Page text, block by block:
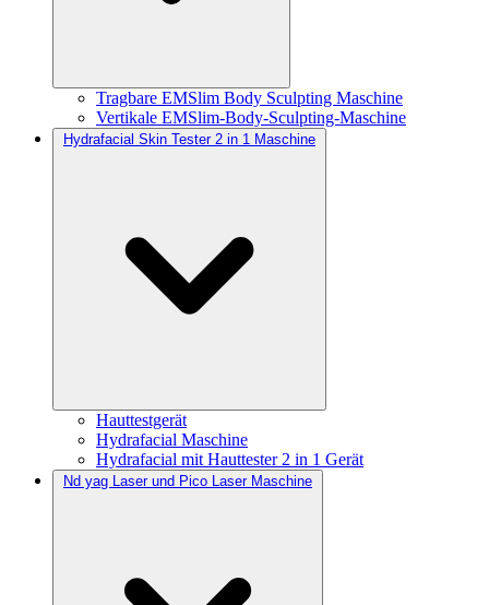
Tragbare EMSlim Body Sculpting Maschine
Vertikale EMSlim-Body-Sculpting-Maschine
Hydrafacial Skin Tester 2 in 1 Maschine
Hauttestgerät
Hydrafacial Maschine
Hydrafacial mit Hauttester 2 in 1 Gerät
Nd yag Laser und Pico Laser Maschine